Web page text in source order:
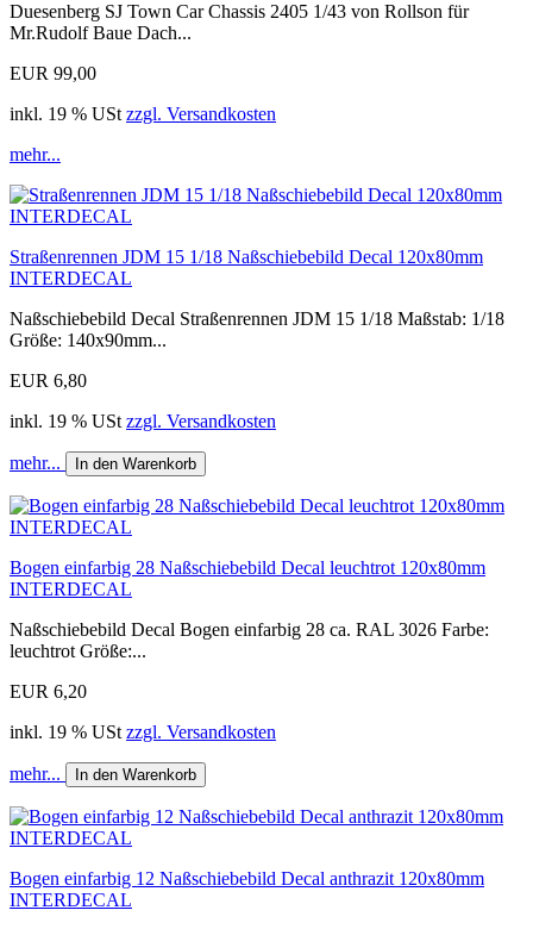
Duesenberg SJ Town Car Chassis 2405 1/43 von Rollson für
Mr.Rudolf Baue Dach...
EUR 99,00
inkl. 19 % USt zzgl. Versandkosten
mehr...
Straßenrennen JDM 15 1/18 Naßschiebebild Decal 120x80mm
INTERDECAL
Naßschiebebild Decal Straßenrennen JDM 15 1/18 Maßstab: 1/18
Größe: 140x90mm...
EUR 6,80
inkl. 19 % USt zzgl. Versandkosten
mehr... In den Warenkorb
Bogen einfarbig 28 Naßschiebebild Decal leuchtrot 120x80mm
INTERDECAL
Naßschiebebild Decal Bogen einfarbig 28 ca. RAL 3026 Farbe:
leuchtrot Größe:...
EUR 6,20
inkl. 19 % USt zzgl. Versandkosten
mehr... In den Warenkorb
Bogen einfarbig 12 Naßschiebebild Decal anthrazit 120x80mm
INTERDECAL